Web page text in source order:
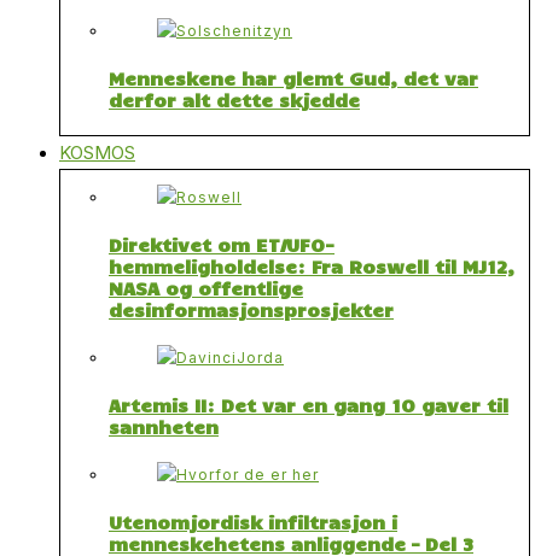
Menneskene har glemt Gud, det var
derfor alt dette skjedde
KOSMOS
Direktivet om ET/UFO-
hemmeligholdelse: Fra Roswell til MJ12,
NASA og offentlige
desinformasjonsprosjekter
Artemis II: Det var en gang 10 gaver til
sannheten
Utenomjordisk infiltrasjon i
menneskehetens anliggende – Del 3